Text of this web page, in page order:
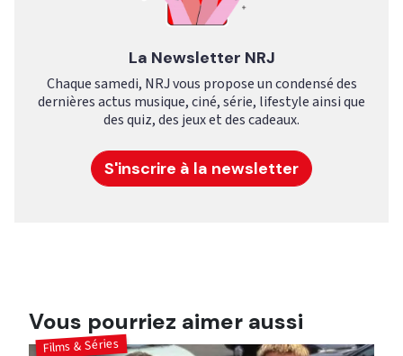
La Newsletter NRJ
Chaque samedi, NRJ vous propose un condensé des
dernières actus musique, ciné, série, lifestyle ainsi que
des quiz, des jeux et des cadeaux.
S'inscrire à la newsletter
Vous pourriez aimer aussi
Films & Séries